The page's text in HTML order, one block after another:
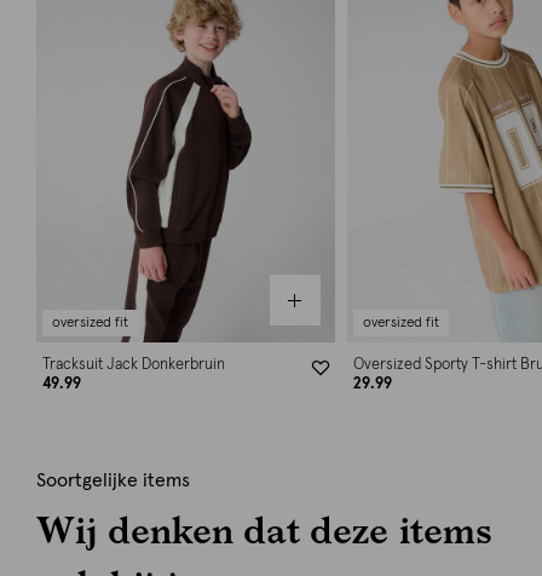
oversized fit
Tracksuit Jack Donkerbruin
49.99
oversized fit
Oversized Sporty T-shirt
29.99
Soortgelijke items
Wij denken dat deze items